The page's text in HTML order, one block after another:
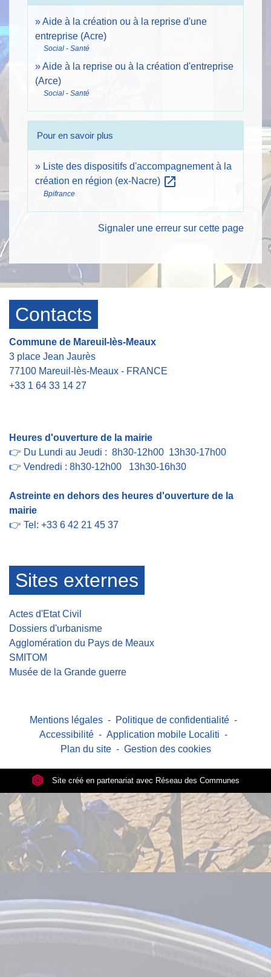
Aide à la création ou à la reprise d'une
entreprise (Acre)
Social - Santé
Aide à la reprise ou à la création d'entreprise
(Arce)
Social - Santé
Pour en savoir plus
Liste des dispositifs d'accompagnement à la
création en région (ex-Nacre) open_in_new
Bpifrance
Signaler une erreur sur cette page
Contacts
Commune de Mareuil-lès-Meaux
3 place Jean Jaurès
77100 Mareuil-lès-Meaux - FRANCE
+33 1 64 33 14 27
Heures d'ouverture de la mairie
👉 Du Lundi au Jeudi : 8h30-12h00 13h30-17h00
👉 Vendredi : 8h30-12h00 13h30-16h30
Astreinte en dehors des heures d'ouverture de la
mairie
👉 Tel: +33 6 42 21 45 37
Sites externes
Actes d'Etat Civil
Dossiers d'urbanisme
Agglomération du Pays de Meaux
SMITOM
Musée de la Grande guerre
Mentions légales - Politique de confidentialité -
Accessibilité - Application mobile Localiti -
Plan du site - Gestion des cookies
Site créé en partenariat avec Réseau des Communes